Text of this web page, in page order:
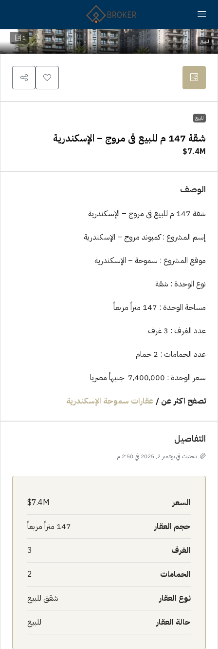
1 للبيع
للبيع
شقة 147 م للبيع فى مروج – الإسكندرية
7.4M$
الوصف
شقة 147 م للبيع فى مروج – الإسكندرية
إسم المشروع : كمبوند مروج – الإسكندرية
موقع المشروع : سموحة – الإسكندرية
نوع الوحدة : شقة
مساحة الوحدة : 147 متراً مربعاً
عدد الغرف : 3 غرف
عدد الحمامات : 2 حمام
سعر الوحدة : 7,400,000 جنيهاً مصريا
تصفح اكثر عن / عقارات سموحة الإسكندرية
التفاصيل
تحديث في نوفمبر 2, 2025 في 2:50 م
السعر 7.4M$
حجم العقار 147 متراً مربعاً
الغرف 3
الحمامات 2
نوع العقار شقق للبيع
حالة العقار للبيع